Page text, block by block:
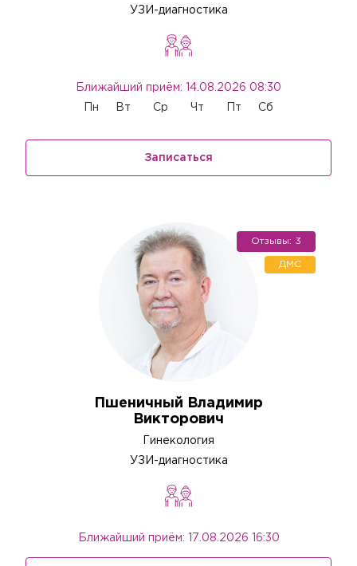
УЗИ-диагностика
Ближайший приём: 14.08.2026 08:30
Пн Вт Ср Чт Пт Сб
Записаться
Пшеничный Владимир
Викторович
Гинекология
УЗИ-диагностика
Ближайший приём: 17.08.2026 16:30
Отзывы: 3
ДМС